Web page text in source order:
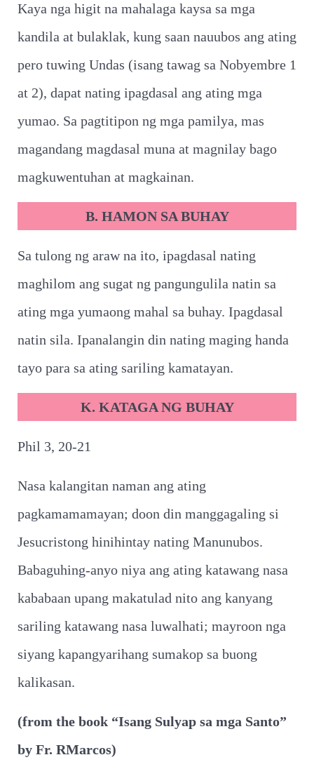
Kaya nga higit na mahalaga kaysa sa mga
kandila at bulaklak, kung saan nauubos ang ating
pero tuwing Undas (isang tawag sa Nobyembre 1
at 2), dapat nating ipagdasal ang ating mga
yumao. Sa pagtitipon ng mga pamilya, mas
magandang magdasal muna at magnilay bago
magkuwentuhan at magkainan.
B. HAMON SA BUHAY
Sa tulong ng araw na ito, ipagdasal nating
maghilom ang sugat ng pangungulila natin sa
ating mga yumaong mahal sa buhay. Ipagdasal
natin sila. Ipanalangin din nating maging handa
tayo para sa ating sariling kamatayan.
K. KATAGA NG BUHAY
Phil 3, 20-21
Nasa kalangitan naman ang ating
pagkamamamayan; doon din manggagaling si
Jesucristong hinihintay nating Manunubos.
Babaguhing-anyo niya ang ating katawang nasa
kababaan upang makatulad nito ang kanyang
sariling katawang nasa luwalhati; mayroon nga
siyang kapangyarihang sumakop sa buong
kalikasan.
(from the book “Isang Sulyap sa mga Santo”
by Fr. RMarcos)